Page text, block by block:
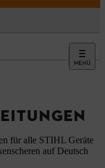
MENÜ
für alle STIHL Geräte
auf Deutsch